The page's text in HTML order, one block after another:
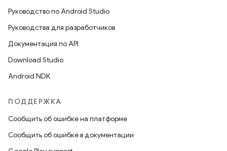
Руководство по Android Studio
Руководства для разработчиков
Документация по API
Download Studio
Android NDK
ПОДДЕРЖКА
Сообщить об ошибке на платформе
Сообщить об ошибке в документации